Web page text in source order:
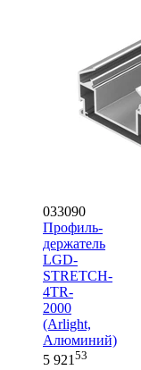
033090
Профиль-
держатель
LGD-
STRETCH-
4TR-
2000
(Arlight,
Алюминий)
5 921 53